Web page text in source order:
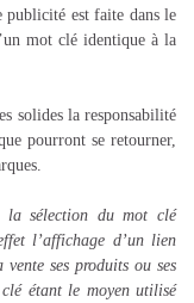
publicité est faite dans le
mot clé identique à la
solides la responsabilité
pourront se retourner,
la sélection du mot clé
l’affichage d’un lien
ses produits ou ses
étant le moyen utilisé